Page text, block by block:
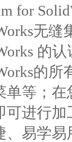
for
无
的
的所
单等；在
可进行加
、易学